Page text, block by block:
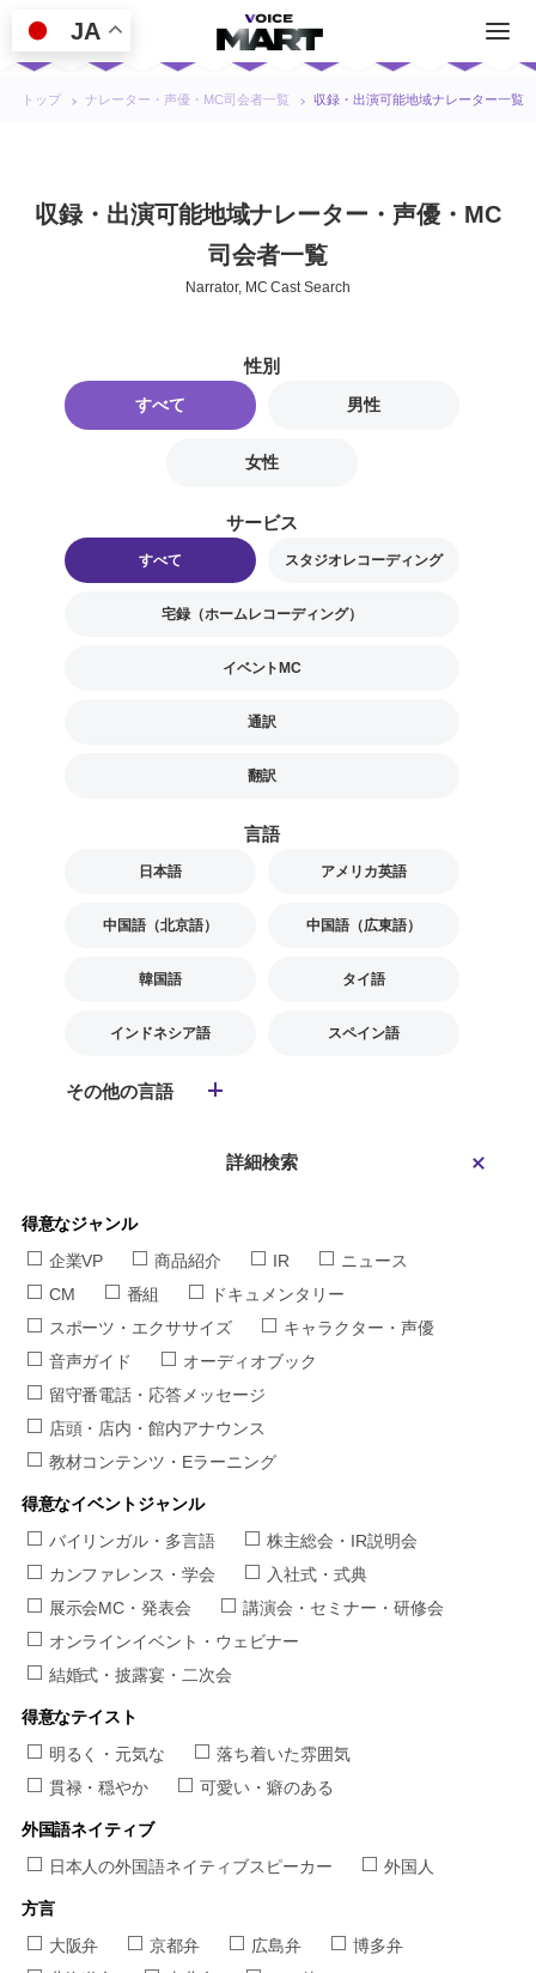
トップ ナレーター・声優・MC司会者一覧 収録・出演可能地域ナレーター一覧
収録・出演可能地域ナレーター・声優・MC
司会者一覧
Narrator, MC Cast Search
性別
すべて 男性
女性
サービス
すべて スタジオレコーディング
宅録（ホームレコーディング）
イベントMC
通訳
翻訳
言語
日本語 アメリカ英語
中国語（北京語） 中国語（広東語）
韓国語 タイ語
インドネシア語 スペイン語
その他の言語
詳細検索
得意なジャンル
企業VP
商品紹介 IR
ニュース
CM
番組
ドキュメンタリー
スポーツ・エクササイズ
キャラクター・声優
音声ガイド
オーディオブック
留守番電話・応答メッセージ
店頭・店内・館内アナウンス
教材コンテンツ・Eラーニング
得意なイベントジャンル
バイリンガル・多言語
株主総会・IR説明会
カンファレンス・学会
入社式・式典
展示会MC・発表会
講演会・セミナー・研修会
オンラインイベント・ウェビナー
結婚式・披露宴・二次会
得意なテイスト
明るく・元気な
落ち着いた雰囲気
貫禄・穏やか
可愛い・癖のある
外国語ネイティブ
日本人の外国語ネイティブスピーカー
外国人
方言
大阪弁
京都弁 広島弁
博多弁
JA